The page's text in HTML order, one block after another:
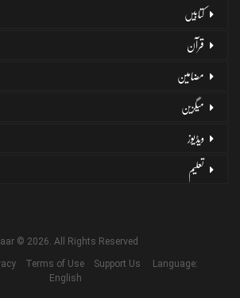
کتابیں
قرآن
مضامین
میگزین
ویڈیوز
تعلیم
© 2026. All Rights Reserved
Terms of Use Support Us
Language:
English